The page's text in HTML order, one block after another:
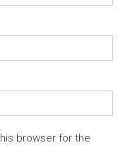
browser for the